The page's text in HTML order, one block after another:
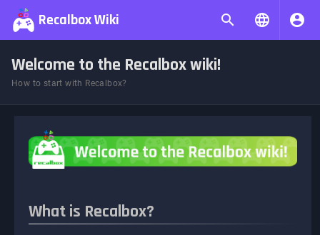
Recalbox Wiki
Welcome to the Recalbox wiki!
How to start with Recalbox?
What is Recalbox?